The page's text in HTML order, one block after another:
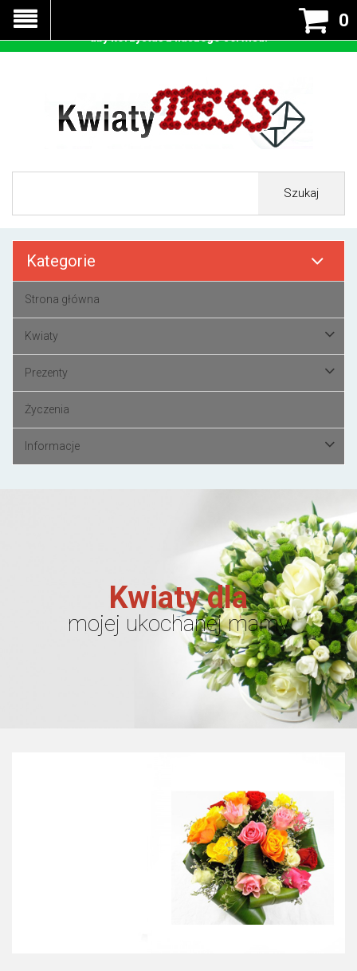
0
Szukaj
Kategorie
Strona główna
Kwiaty
Prezenty
Życzenia
Informacje
Kwiaty dla
mojej ukochanej mamy
Nasza strona korzysta z cookies - czyli tzw ciastek w celu
prawidłowego działania. Zaakceptuj przyjmowanie cookies
aby korzystać z naszego serwisu.